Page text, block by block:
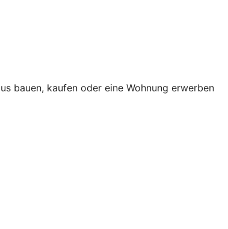
bauen, kaufen oder eine Wohnung erwerben